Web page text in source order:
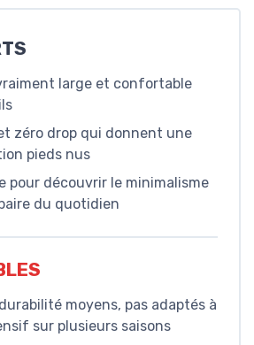
large et confortable
zéro drop qui donnent une
pieds nus
pour découvrir le minimalisme
du quotidien
moyens, pas adaptés à
sur plusieurs saisons